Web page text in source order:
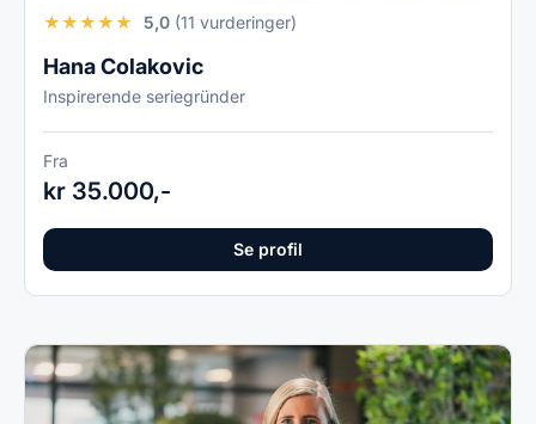
★★★★★ 5,0 (11 vurderinger)
Hana Colakovic
Inspirerende seriegründer
Fra
kr 35.000,-
Se profil